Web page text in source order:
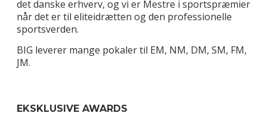
det danske erhverv, og vi er Mestre i sportspræmier
når det er til eliteidrætten og den professionelle
sportsverden.
BIG leverer mange pokaler til EM, NM, DM, SM, FM,
JM.
EKSKLUSIVE AWARDS